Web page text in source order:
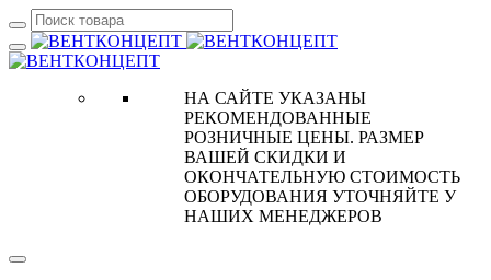
НА САЙТЕ УКАЗАНЫ
РЕКОМЕНДОВАННЫЕ
РОЗНИЧНЫЕ ЦЕНЫ. РАЗМЕР
ВАШЕЙ СКИДКИ И
ОКОНЧАТЕЛЬНУЮ СТОИМОСТЬ
ОБОРУДОВАНИЯ УТОЧНЯЙТЕ У
НАШИХ МЕНЕДЖЕРОВ